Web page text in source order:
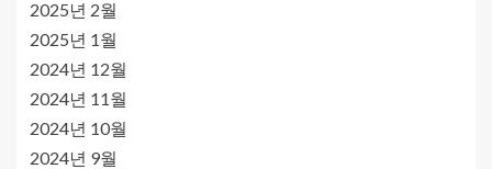
2025년 2월
2025년 1월
2024년 12월
2024년 11월
2024년 10월
2024년 9월